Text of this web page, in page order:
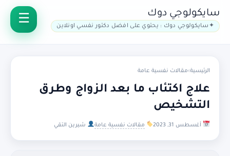
سايكولوجي دوك
سايكولوجي دوك : يحتوي على افضل دكتور نفسي اونلاين
الرئيسية›مقالات نفسية عامة
علاج اكتئاب ما بعد الزواج وطرق
التشخيص
أغسطس 31, 2023 مقالات نفسية عامة شيرين التقي